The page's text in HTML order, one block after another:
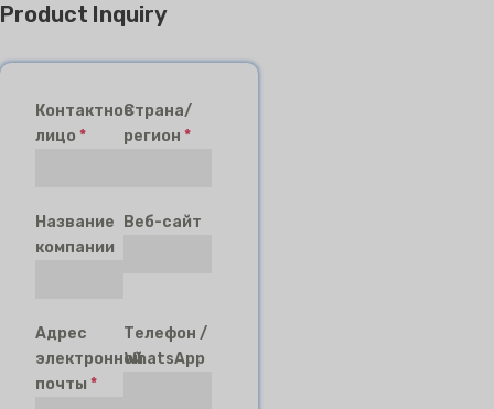
Product Inquiry
Контактное
лицо *
Страна/
регион*
Название
компании
Веб-сайт
Адрес
электронной
почты *
Телефон /
WhatsApp